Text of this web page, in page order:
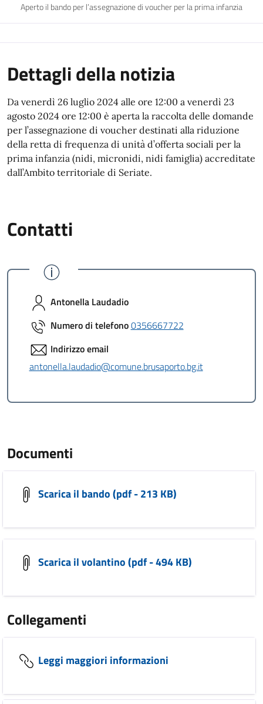
Aperto il bando per l’assegnazione di voucher per la prima infanzia
Dettagli della notizia
Da venerdì 26 luglio 2024 alle ore 12:00 a venerdì 23
agosto 2024 ore 12:00 è aperta la raccolta delle domande
per l’assegnazione di voucher destinati alla riduzione
della retta di frequenza di unità d’offerta sociali per la
prima infanzia (nidi, micronidi, nidi famiglia) accreditate
dall’Ambito territoriale di Seriate.
Contatti
Antonella Laudadio
Numero di telefono0356667722
Indirizzo email
antonella.laudadio@comune.brusaporto.bg.it
Documenti
Scarica il bando (pdf - 213 KB)
Scarica il volantino (pdf - 494 KB)
Collegamenti
Leggi maggiori informazioni